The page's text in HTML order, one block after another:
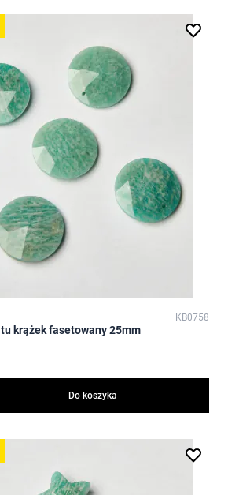
KB0758
krążek fasetowany 25mm
Do koszyka